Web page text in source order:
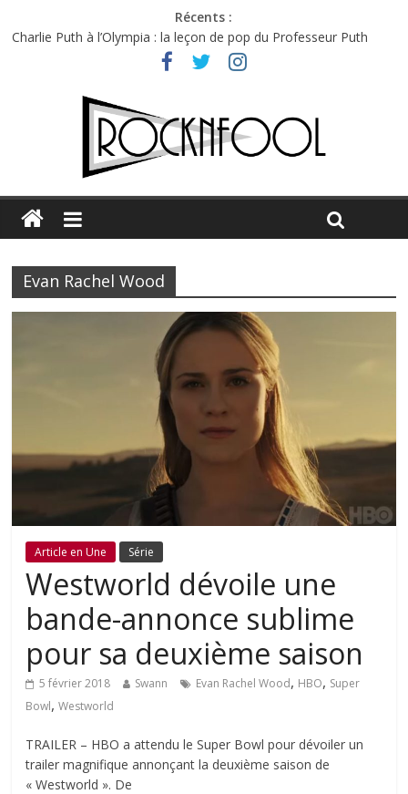
Récents :
Charlie Puth à l’Olympia : la leçon de pop du Professeur Puth
Festival Triptyque : un nouveau festival de musique indépendant
Hellfest 2026 vendredi : température et émotions en hausse
Hellfest 2026 jeudi : impossible de choisir entre chaleur et bonne
Première édition du Midgard Festival : entre bière, métal et
Evan Rachel Wood
Article en Une Série
Westworld dévoile une
bande-annonce sublime
pour sa deuxième saison
5 février 2018 Swann Evan Rachel Wood, HBO, Super
Bowl,Westworld
TRAILER – HBO a attendu le Super Bowl pour dévoiler un
trailer magnifique annonçant la deuxième saison de
« Westworld ». De